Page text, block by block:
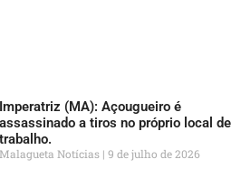
Imperatriz (MA): Açougueiro é
assassinado a tiros no próprio local de
trabalho.
Malagueta Notícias 9 de julho de 2026